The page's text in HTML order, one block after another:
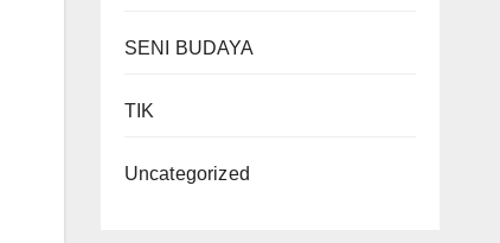
SENI BUDAYA
TIK
Uncategorized